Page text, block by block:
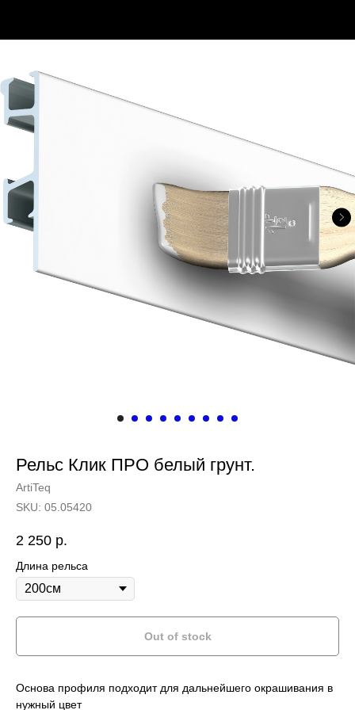
Рельс Клик ПРО белый грунт.
ArtiTeq
SKU: 05.05420
2 250 р.
Длина рельса
Out of stock
Основа профиля подходит для дальнейшего окрашивания в
нужный цвет